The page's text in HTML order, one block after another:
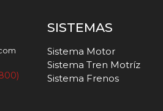
SISTEMAS
Sistema Motor
Sistema Tren Motríz
Sistema Frenos